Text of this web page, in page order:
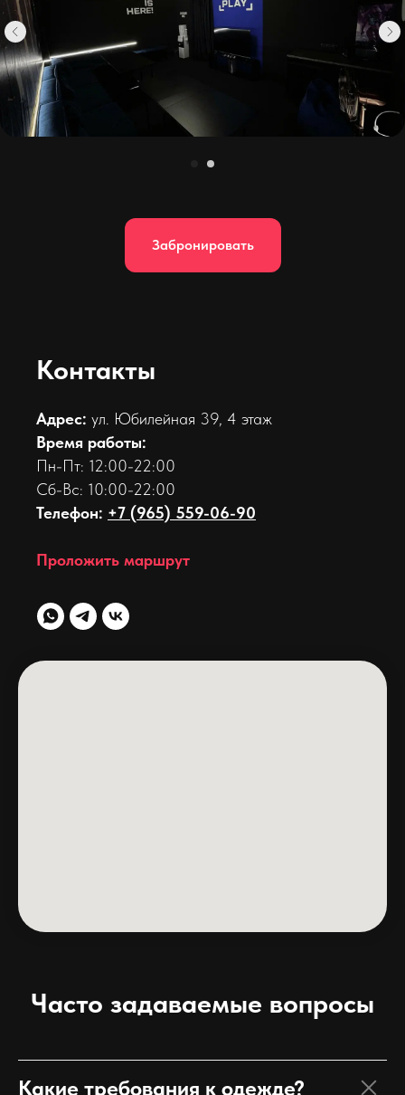
Забронировать
Контакты
Адрес: ул. Юбилейная 39, 4 этаж
Время работы:
Пн-Пт: 12:00-22:00
Сб-Вс: 10:00-22:00
Телефон: +7 (965) 559-06-90
Проложить маршрут
Часто задаваемые вопросы
Какие требования к одежде?